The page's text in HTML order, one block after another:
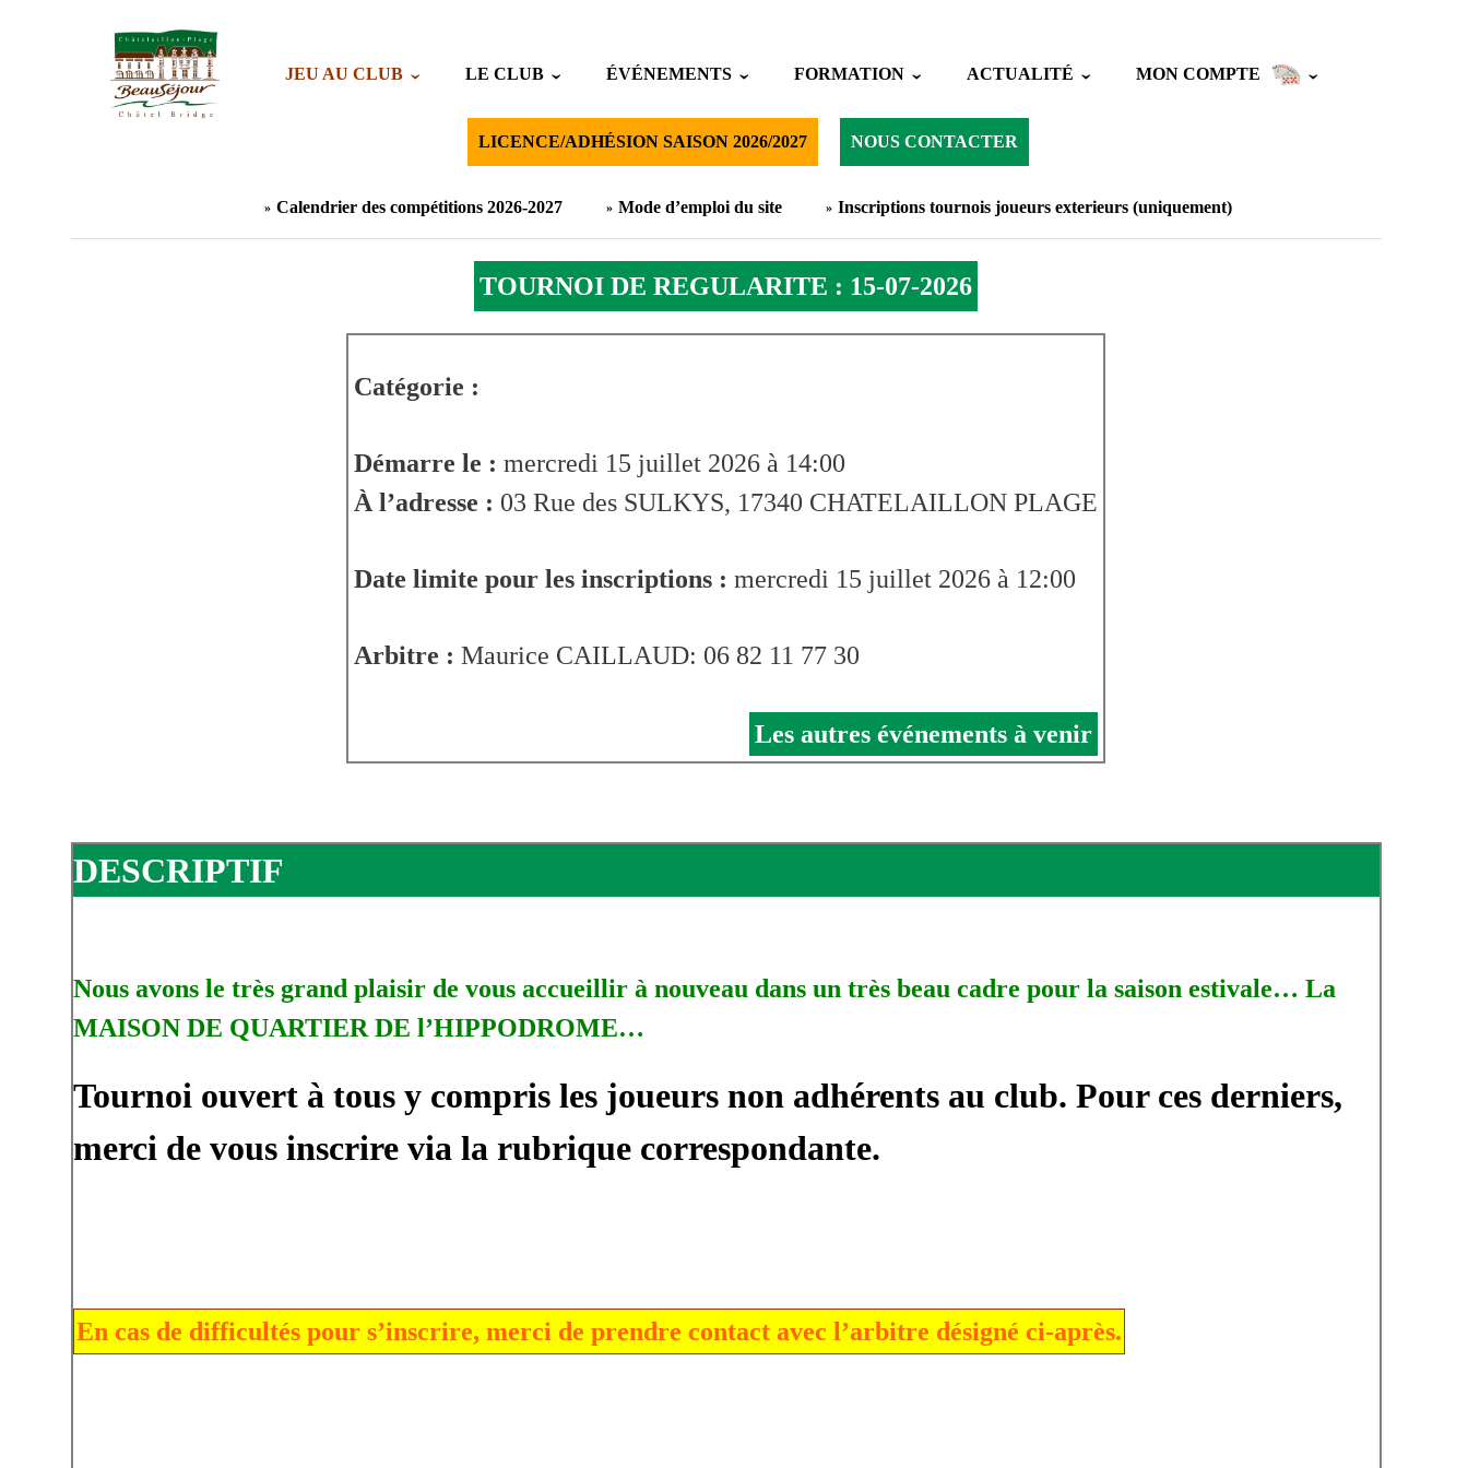
JEU AU CLUB LE CLUB ÉVÉNEMENTS FORMATION ACTUALITÉ MON COMPTE
LICENCE/ADHÉSION SAISON 2026/2027 NOUS CONTACTER
Calendrier des compétitions 2026-2027 Mode d’emploi du site Inscriptions tournois joueurs exterieurs (uniquement)
TOURNOI DE REGULARITE : 15-07-2026
Catégorie :
Démarre le : mercredi 15 juillet 2026 à 14:00
À l’adresse : 03 Rue des SULKYS, 17340 CHATELAILLON PLAGE
Date limite pour les inscriptions : mercredi 15 juillet 2026 à 12:00
Arbitre : Maurice CAILLAUD: 06 82 11 77 30
Les autres événements à venir
DESCRIPTIF
Nous avons le très grand plaisir de vous accueillir à nouveau dans un très beau cadre pour la saison estivale… La
MAISON DE QUARTIER DE l’HIPPODROME…
Tournoi ouvert à tous y compris les joueurs non adhérents au club. Pour ces derniers,
merci de vous inscrire via la rubrique correspondante.
En cas de difficultés pour s’inscrire, merci de prendre contact avec l’arbitre désigné ci-après.